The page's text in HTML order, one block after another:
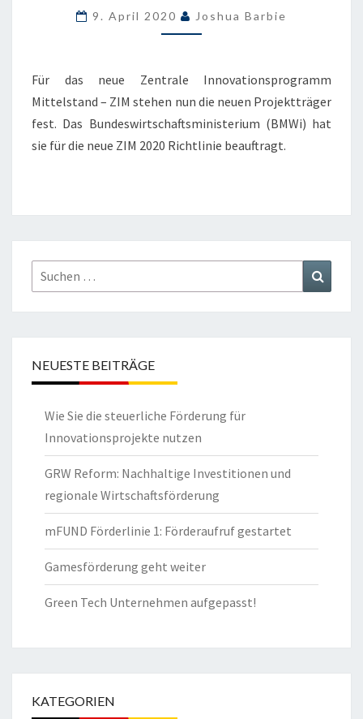
–
DIE
STEHEN
FEST
9. April 2020 Joshua Barbie
Für das neue Zentrale Innovationsprogramm
Mittelstand – ZIM stehen nun die neuen Projektträger
fest. Das Bundeswirtschaftsministerium (BMWi) hat
sie für die neue ZIM 2020 Richtlinie beauftragt.
Suchen
nach:
NEUESTE BEITRÄGE
Wie Sie die steuerliche Förderung für
Innovationsprojekte nutzen
GRW Reform: Nachhaltige Investitionen und
regionale Wirtschaftsförderung
mFUND Förderlinie 1: Förderaufruf gestartet
Gamesförderung geht weiter
Green Tech Unternehmen aufgepasst!
KATEGORIEN